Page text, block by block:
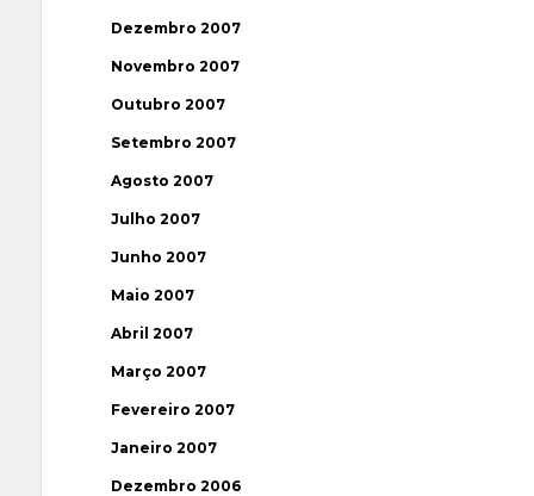
Dezembro 2007
Novembro 2007
Outubro 2007
Setembro 2007
Agosto 2007
Julho 2007
Junho 2007
Maio 2007
Abril 2007
Março 2007
Fevereiro 2007
Janeiro 2007
Dezembro 2006